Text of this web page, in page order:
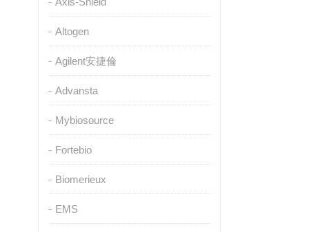
Altogen
Agilent安捷倫
Advansta
Mybiosource
Fortebio
Biomerieux
EMS